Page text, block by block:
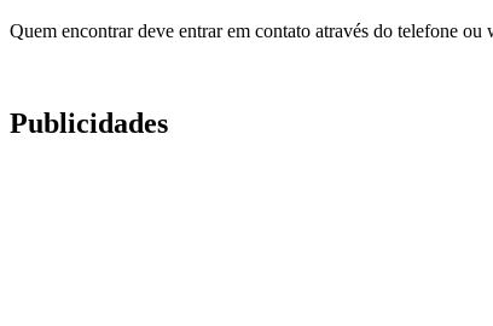
Quem encontrar deve entrar em contato através do telefone
Publicidades